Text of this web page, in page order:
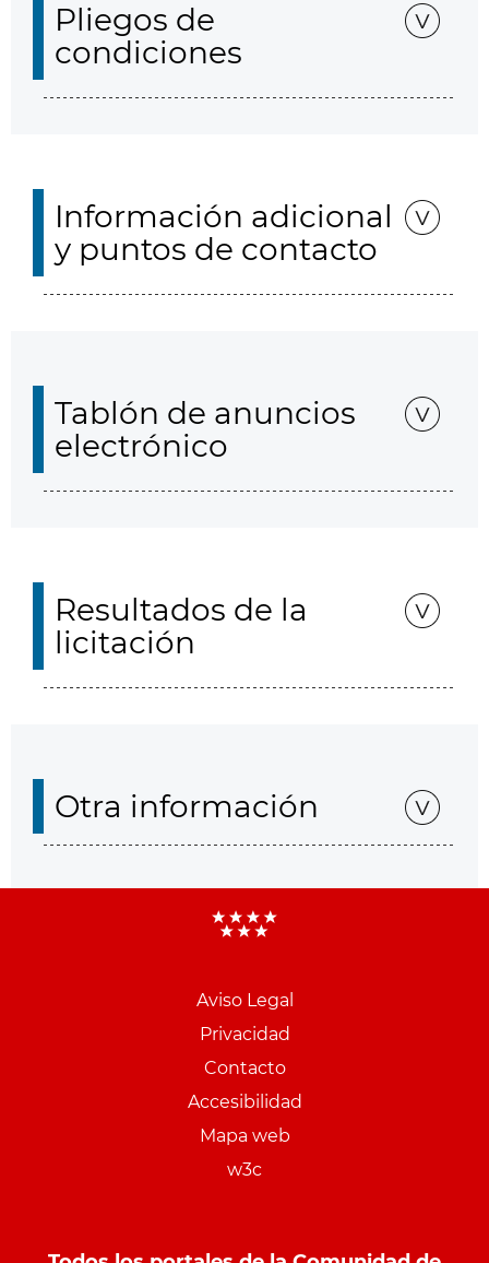
Pliegos de
condiciones
Información adicional
y puntos de contacto
Tablón de anuncios
electrónico
Resultados de la
licitación
Otra información
Aviso Legal
Privacidad
Contacto
Accesibilidad
Mapa web
w3c